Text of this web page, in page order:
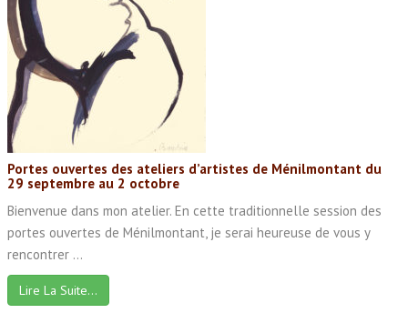
Portes ouvertes des ateliers d’artistes de Ménilmontant du
29 septembre au 2 octobre
Bienvenue dans mon atelier. En cette traditionnelle session des
portes ouvertes de Ménilmontant, je serai heureuse de vous y
rencontrer ...
Lire La Suite…